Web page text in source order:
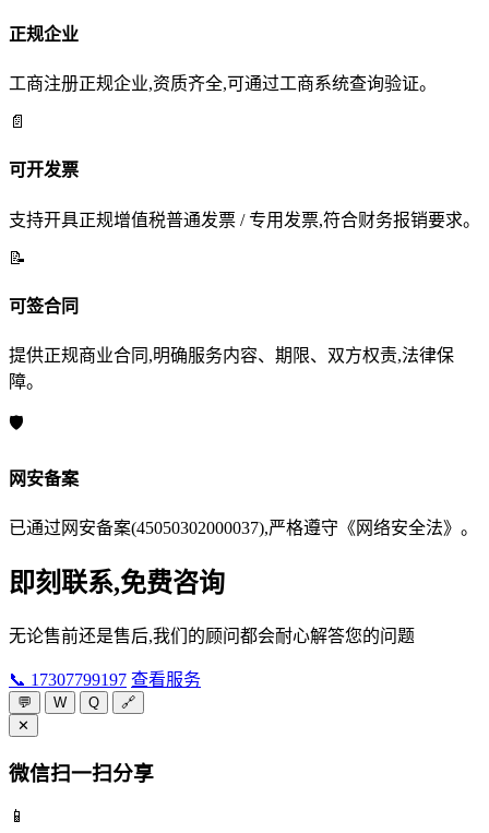
正规企业
工商注册正规企业,资质齐全,可通过工商系统查询验证。
📄
可开发票
支持开具正规增值税普通发票 / 专用发票,符合财务报销要求。
📝
可签合同
提供正规商业合同,明确服务内容、期限、双方权责,法律保
障。
🛡️
网安备案
已通过网安备案(45050302000037),严格遵守《网络安全法》。
即刻联系,免费咨询
无论售前还是售后,我们的顾问都会耐心解答您的问题
📞 17307799197 查看服务
💬 W Q
🔗
✕
微信扫一扫分享
📱